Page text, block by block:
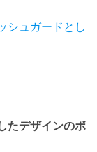
シュガードとし
たデザインのボ